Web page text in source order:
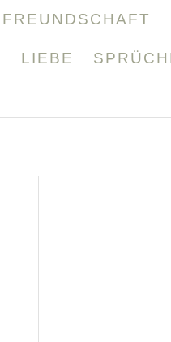
FREUNDSCHAFT
LIEBE